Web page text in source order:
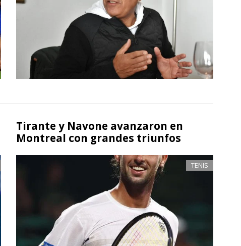
Tirante y Navone avanzaron en
Montreal con grandes triunfos
TENIS